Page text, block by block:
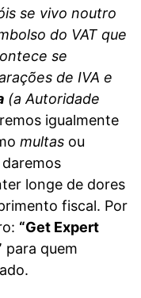
se vivo noutro
do VAT que
se
de IVA e
(a Autoridade
igualmente
multas ou
longe de dores
fiscal. Por
“Get Expert
para quem